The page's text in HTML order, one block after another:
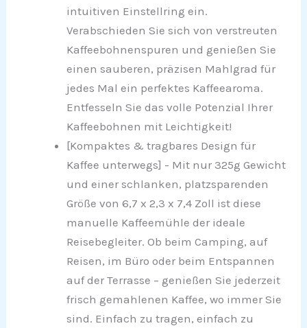
intuitiven Einstellring ein.
Verabschieden Sie sich von verstreuten
Kaffeebohnenspuren und genießen Sie
einen sauberen, präzisen Mahlgrad für
jedes Mal ein perfektes Kaffeearoma.
Entfesseln Sie das volle Potenzial Ihrer
Kaffeebohnen mit Leichtigkeit!
[Kompaktes & tragbares Design für
Kaffee unterwegs] - Mit nur 325g Gewicht
und einer schlanken, platzsparenden
Größe von 6,7 x 2,3 x 7,4 Zoll ist diese
manuelle Kaffeemühle der ideale
Reisebegleiter. Ob beim Camping, auf
Reisen, im Büro oder beim Entspannen
auf der Terrasse – genießen Sie jederzeit
frisch gemahlenen Kaffee, wo immer Sie
sind. Einfach zu tragen, einfach zu